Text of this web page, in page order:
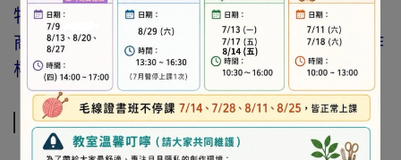
特價品、客訂商品、毛線、緞帶、繩線、零碼
商品、工具、消耗性商品(如膠類…等)，與著作
權商品(如書籍…等)，恕不接受退換貨。
規格說明